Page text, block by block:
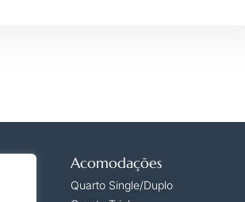
Acomodações
Quarto Single/Duplo